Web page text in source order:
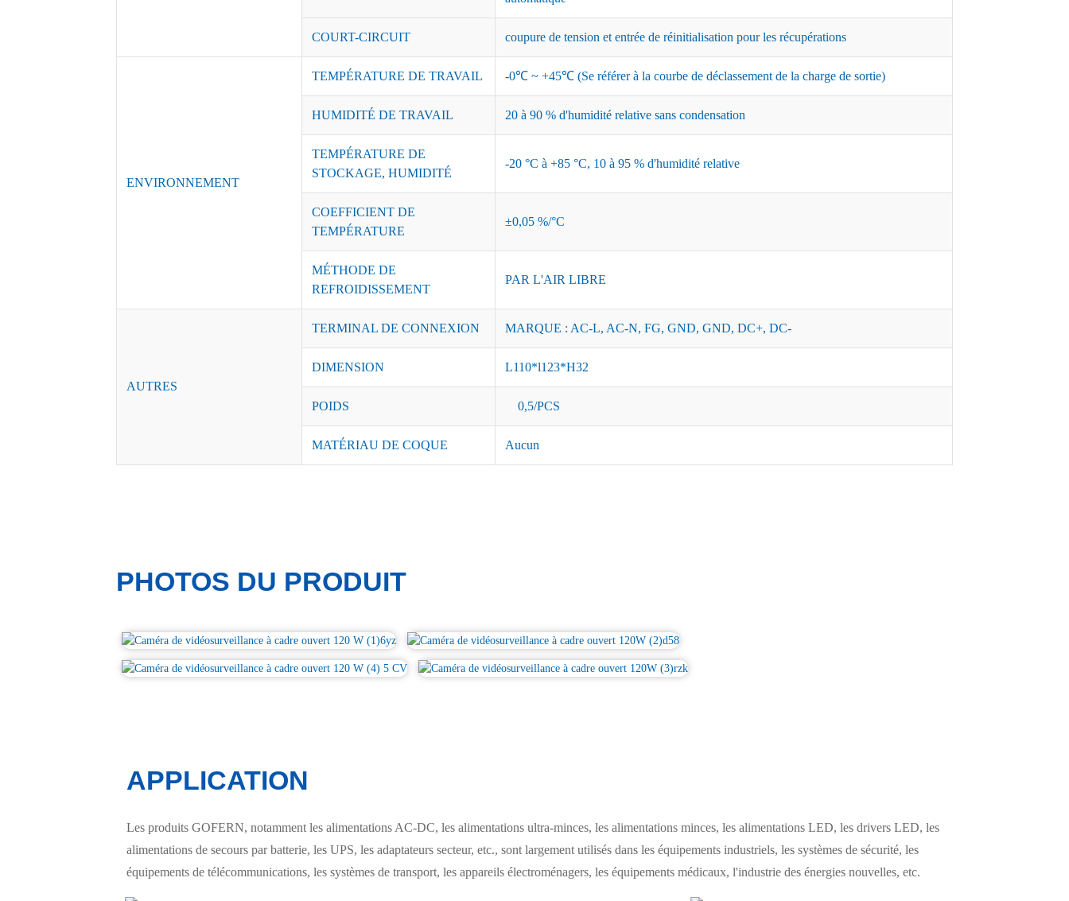
COURT-CIRCUIT coupure de tension et entrée de réinitialisation pour les récupérations
ENVIRONNEMENT
TEMPÉRATURE DE TRAVAIL -0℃ ~ +45℃ (Se référer à la courbe de déclassement de la charge de sortie)
HUMIDITÉ DE TRAVAIL 20 à 90 % d'humidité relative sans condensation
TEMPÉRATURE DE
STOCKAGE, HUMIDITÉ
-20 °C à +85 °C, 10 à 95 % d'humidité relative
COEFFICIENT DE
TEMPÉRATURE
±0,05 %/°C
MÉTHODE DE
REFROIDISSEMENT
PAR L'AIR LIBRE
AUTRES
TERMINAL DE CONNEXION MARQUE : AC-L, AC-N, FG, GND, GND, DC+, DC-
DIMENSION L110*l123*H32
POIDS 0,5/PCS
MATÉRIAU DE COQUE Aucun
PHOTOS DU PRODUIT
APPLICATION
Les produits GOFERN, notamment les alimentations AC-DC, les alimentations ultra-minces, les alimentations minces, les alimentations LED, les drivers LED, les
alimentations de secours par batterie, les UPS, les adaptateurs secteur, etc., sont largement utilisés dans les équipements industriels, les systèmes de sécurité, les
équipements de télécommunications, les systèmes de transport, les appareils électroménagers, les équipements médicaux, l'industrie des énergies nouvelles, etc.